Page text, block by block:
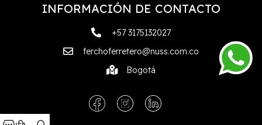
INFORMACIÓN DE CONTACTO
+57 3175132027
ferchoferretero@nuss.com.co
Bogotá